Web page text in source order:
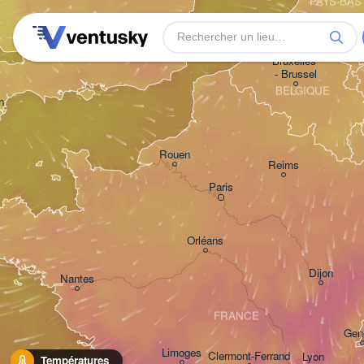
Températures
London
Bristol
Nantes
Bruxelles
- Brussel
Reims
Rouen
BELGIQUE
Paris
Lyon
Orléans
Dijon
Clermont-Ferrand
Limoges
FRANCE